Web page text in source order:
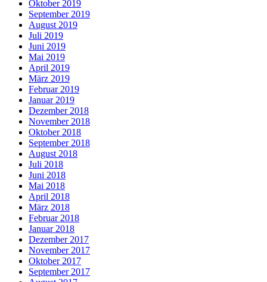
Oktober 2019
September 2019
August 2019
Juli 2019
Juni 2019
Mai 2019
April 2019
März 2019
Februar 2019
Januar 2019
Dezember 2018
November 2018
Oktober 2018
September 2018
August 2018
Juli 2018
Juni 2018
Mai 2018
April 2018
März 2018
Februar 2018
Januar 2018
Dezember 2017
November 2017
Oktober 2017
September 2017